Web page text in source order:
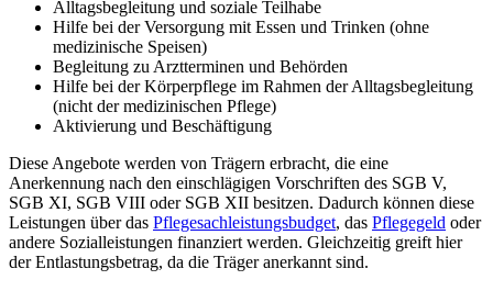
Alltagsbegleitung und soziale Teilhabe
Hilfe bei der Versorgung mit Essen und Trinken (ohne
medizinische Speisen)
Begleitung zu Arztterminen und Behörden
Hilfe bei der Körperpflege im Rahmen der Alltagsbegleitung
(nicht der medizinischen Pflege)
Aktivierung und Beschäftigung
Diese Angebote werden von Trägern erbracht, die eine
Anerkennung nach den einschlägigen Vorschriften des SGB V,
SGB XI, SGB VIII oder SGB XII besitzen. Dadurch können diese
Leistungen über das Pflegesachleistungsbudget, das Pflegegeld oder
andere Sozialleistungen finanziert werden. Gleichzeitig greift hier
der Entlastungsbetrag, da die Träger anerkannt sind.